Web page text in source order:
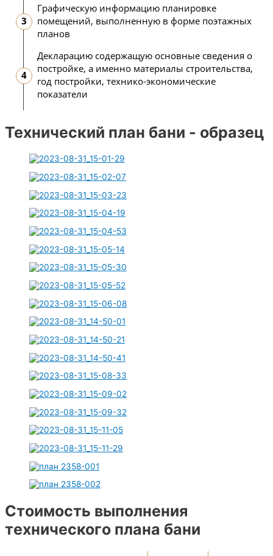
Графическую информацию планировке
помещений, выполненную в форме поэтажных
планов
Декларацию содержащую основные сведения о
постройке, а именно материалы строительства,
год постройки, технико-экономические
показатели
Технический план бани - образец
Стоимость выполнения
технического плана бани